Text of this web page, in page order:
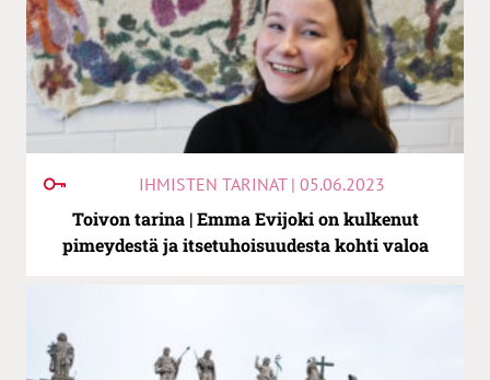
IHMISTEN TARINAT | 05.06.2023
Toivon tarina | Emma Evijoki on kulkenut
pimeydestä ja itsetuhoisuudesta kohti valoa